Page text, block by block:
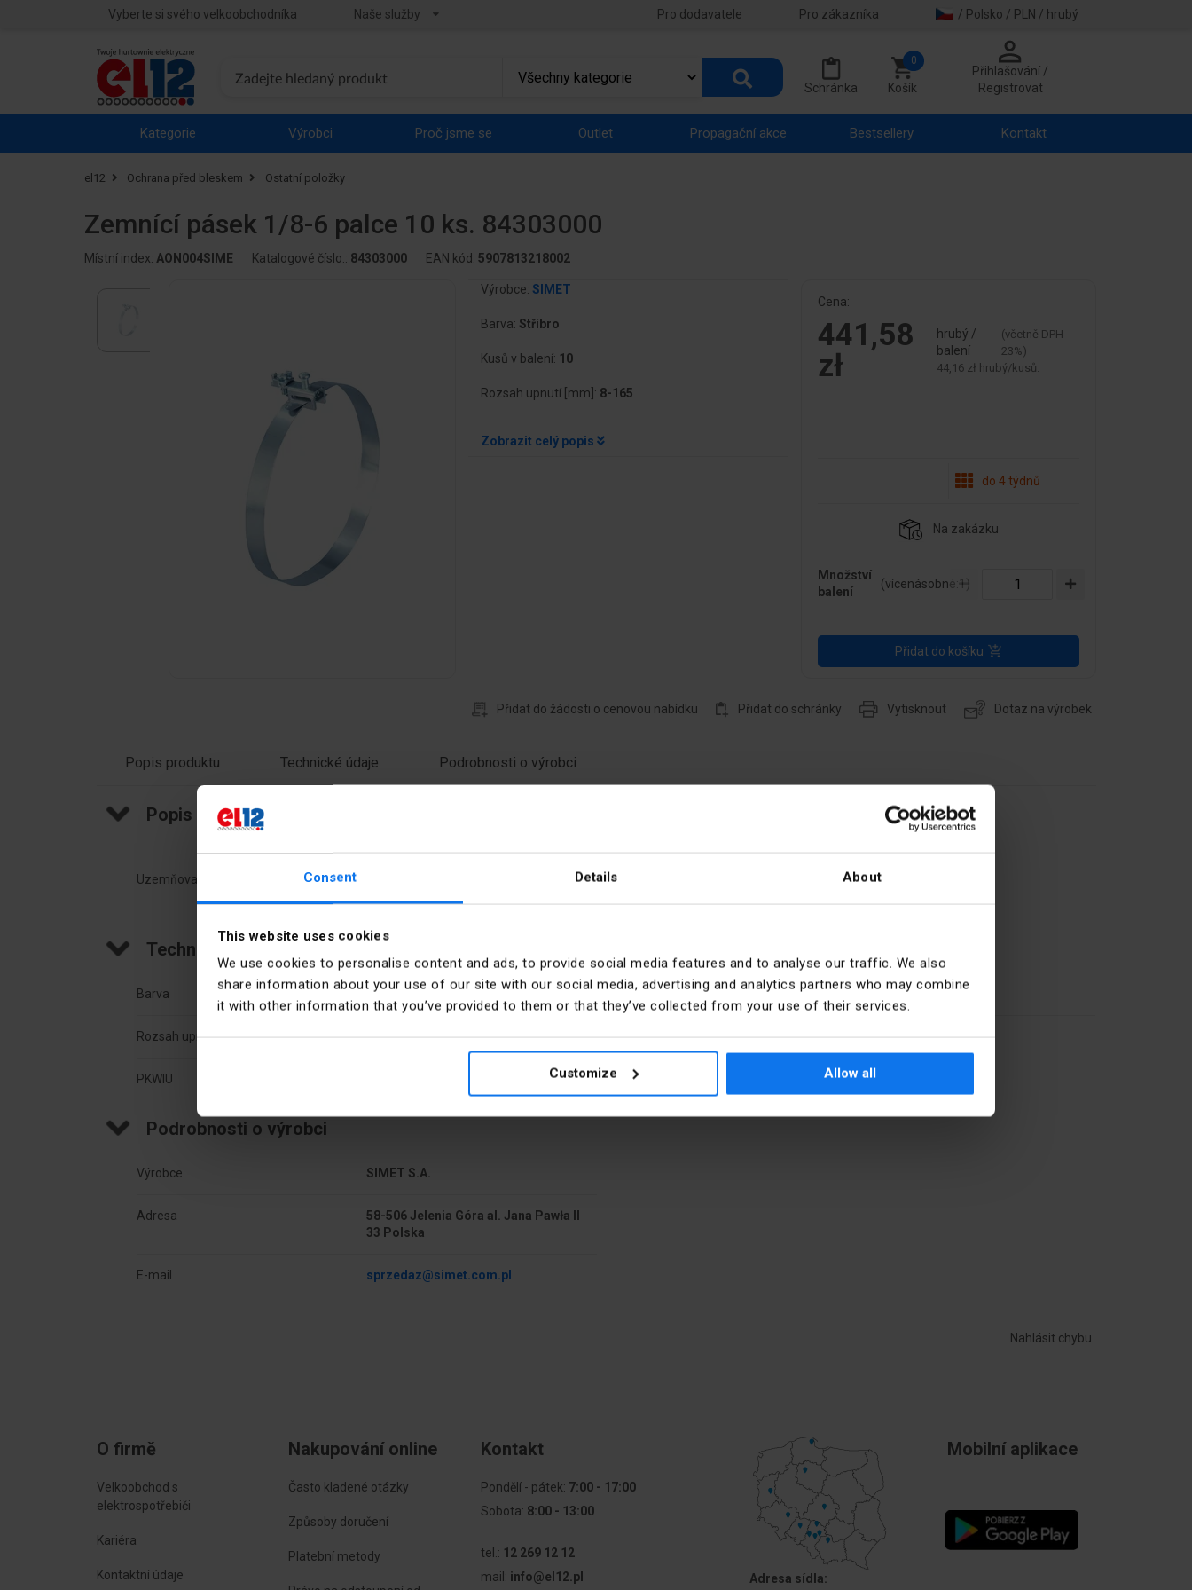
Consent Details About
This website uses cookies
We use cookies to personalise content and ads, to provide social media features and to analyse our traffic. We also
share information about your use of our site with our social media, advertising and analytics partners who may combine
it with other information that you’ve provided to them or that they’ve collected from your use of their services.
Customize Allow all
Vyberte si svého velkoobchodníka Naše služby Pro dodavatele Pro zákazníka / Polsko / PLN / hrubý
Schránka Košík
0
Přihlašování /
Registrovat
Kategorie Výrobci Proč jsme se Outlet Propagační akce Bestsellery Kontakt
el12 Ochrana před bleskem Ostatní položky
Zemnící pásek 1/8-6 palce 10 ks. 84303000
Místní index: AON004SIME Katalogové číslo.: 84303000 EAN kód: 5907813218002
Výrobce: SIMET
Barva: Stříbro
Kusů v balení: 10
Rozsah upnutí [mm]: 8-165
Zobrazit celý popis
Cena:
441,58
zł
hrubý /
balení
(včetně DPH
23%)
44,16 zł hrubý/kusů.
do 4 týdnů
Na zakázku
Množství
balení
(vícenásobné: 1 )
Přidat do košíku
Přidat do žádosti o cenovou nabídku Přidat do schránky Vytisknout Dotaz na výrobek
Popis produktu Technické údaje Podrobnosti o výrobci
Popis produktu
Uzemňovací pásek, 1/8–6 palce
Technické údaje
Barva Stříbro
Rozsah upnutí [mm] 8-165
PKWIU
Kusů v balení 10
Přesná barva Kov
Podrobnosti o výrobci
Výrobce SIMET S.A.
Adresa
58-506 Jelenia Góra al. Jana Pawła II
33 Polska
E-mail sprzedaz@simet.com.pl
Nahlásit chybu
O firmě
Velkoobchod s
elektrospotřebiči
Kariéra
Kontaktní údaje
Nakupování online
Často kladené otázky
Způsoby doručení
Platební metody
Kontakt
Pondělí - pátek: 7:00 - 17:00
Sobota: 8:00 - 13:00
tel.: 12 269 12 12
mail: info@el12.pl Adresa sídla:
Mobilní aplikace